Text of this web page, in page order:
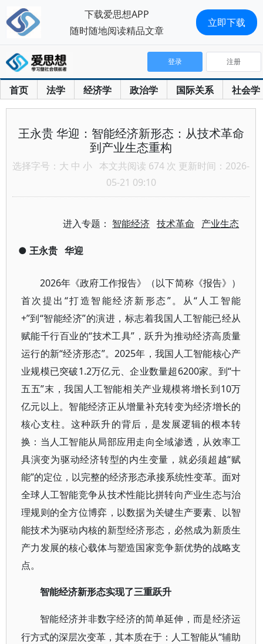
首页 法学 经济学 政治学 国际关系 社会学
登录 注册
王永贵 华迎：智能经济新形态：从技术革命
到产业生态重构
选择字号： 大 中 小 本文共阅读 674 次 更新时间：2026-
05-21 09:10
进入专题： 智能经济 技术革命 产业生态
● 王永贵 华迎
2026年《政府工作报告》（以下简称《报告》）
首次提出“打造智能经济新形态”。从“人工智能
+”到“智能经济”的演进，标志着我国人工智能已经从
赋能千行百业的“技术工具”，跃升为推动经济高质量
运行的新“经济形态”。2025年，我国人工智能核心产
业规模已突破1.2万亿元、企业数量超6200家。到“十
五五”末，我国人工智能相关产业规模将增长到10万
亿元以上。智能经济正从增量补充转变为经济增长的
核心支柱。这种跃升的背后，是发展逻辑的根本转
换：当人工智能从局部应用走向全域渗透，从效率工
具演变为驱动经济转型的内生变量，就必须超越“赋
能”的定位，以完整的经济形态承接系统性变革。面对
全球人工智能竞争从技术性能比拼转向产业生态与治
理规则的全方位博弈，以数据为关键生产要素、以智
能技术为驱动内核的新型经济形态，必然成为新质生
产力发展的核心载体与塑造国家竞争新优势的战略支
点。
智能经济新形态实现了三重跃升
智能经济并非数字经济的简单延伸，而是经济运
行方式的深层次变革，其本质在于：人工智能从“辅助
下载爱思想APP
随时随地阅读精品文章
立即下载